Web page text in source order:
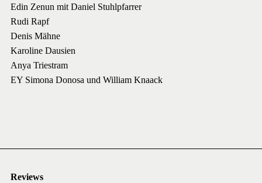
Edin Zenun mit Daniel Stuhlpfarrer
Rudi Rapf
Denis Mähne
Karoline Dausien
Anya Triestram
EY Simona Donosa und William Knaack
Reviews